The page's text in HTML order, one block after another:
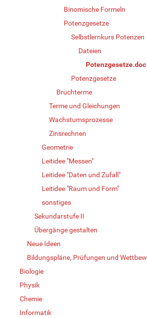
Binomische Formeln
Potenzgesetze
Selbstlernkurs Potenzen
Dateien
Potenzgesetze.doc
Potenzgesetze
Bruchterme
Terme und Gleichungen
Wachstumsprozesse
Zinsrechnen
Geometrie
Leitidee "Messen"
Leitidee "Daten und Zufall"
Leitidee "Raum und Form"
sonstiges
Sekundarstufe II
Übergänge gestalten
Neue Ideen
Bildungspläne, Prüfungen und
Biologie
Physik
Chemie
Informatik